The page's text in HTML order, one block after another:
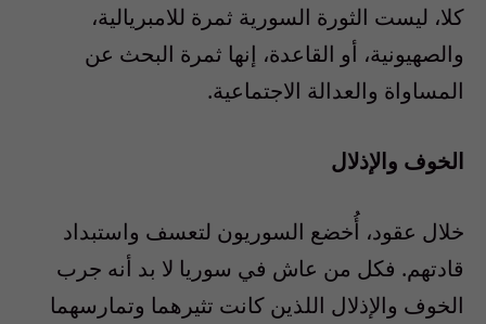
كلا، ليست الثورة السورية ثمرة للامبريالية،
والصهيونية، أو القاعدة، إنها ثمرة البحث عن
المساواة والعدالة الاجتماعية.
الخوف والإذلال
خلال عقود، أُخضع السوريون لتعسف واستبداد
قادتهم. فكل من عاش في سوريا لا بد أنه جرب
الخوف والإذلال اللذين كانت تثيرهما وتمارسهما